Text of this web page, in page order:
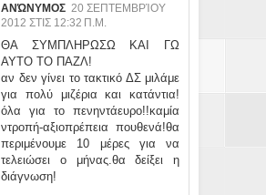
ΑΝΏΝΥΜΟΣ 20 ΣΕΠΤΕΜΒΡΊΟΥ
2012 ΣΤΙΣ 12:32 Π.Μ.
ΘΑ ΣΥΜΠΛΗΡΩΣΩ ΚΑΙ ΓΩ
ΑΥΤΟ ΤΟ ΠΑΖΛ!
αν δεν γίνει το τακτικό ΔΣ μιλάμε
για πολύ μιζέρια και κατάντια!
όλα για το πενηντάευρο!!καμία
ντροπή-αξιοπρέπεια πουθενά!θα
περιμένουμε 10 μέρες για να
τελειώσει ο μήνας.θα δείξει η
διάγνωση!